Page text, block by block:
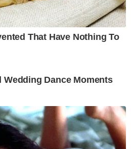
That Have Nothing To
Wedding Dance Moments